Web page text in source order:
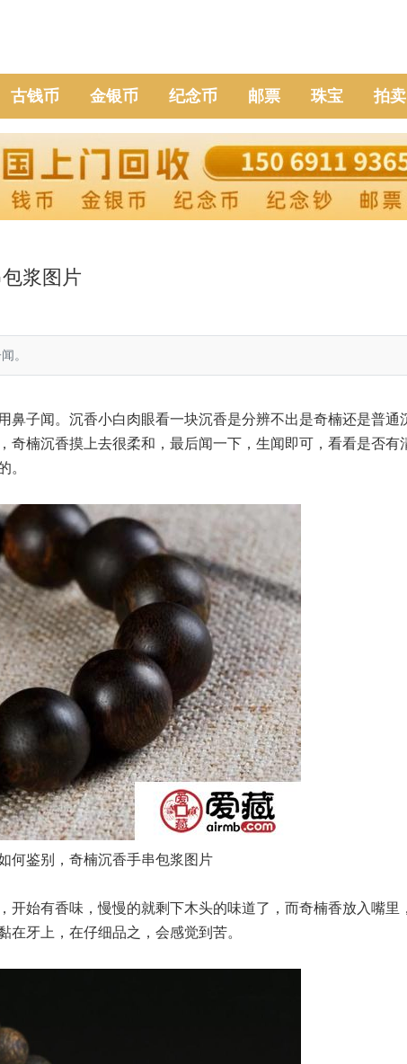
古钱币 金银币 纪念币 邮票 珠宝 拍卖
浆图片
。
鼻子闻。沉香小白肉眼看一块沉香是分辨不出是奇楠还是普通
奇楠沉香摸上去很柔和，最后闻一下，生闻即可，看看是否有
。
何鉴别，奇楠沉香手串包浆图片
开始有香味，慢慢的就剩下木头的味道了，而奇楠香放入嘴里
牙上，在仔细品之，会感觉到苦。